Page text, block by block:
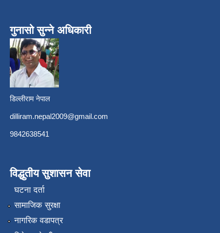
गुनासो सुन्ने अधिकारी
डिल्लीराम नेपाल
dilliram.nepal2009@gmail.com
9842638541
विद्धुतीय सुशासन सेवा
घटना दर्ता
सामाजिक सुरक्षा
नागरिक वडापत्र